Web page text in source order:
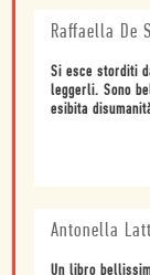
Raffaella De
Si esce storditi
leggerli. Sono
esibita
Antonella
Un libro